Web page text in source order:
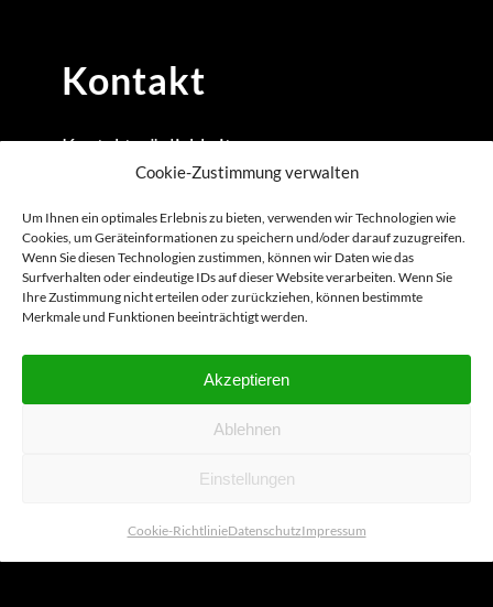
Cookie-Zustimmung verwalten
Um Ihnen ein optimales Erlebnis zu bieten, verwenden wir Technologien wie
Cookies, um Geräteinformationen zu speichern und/oder darauf zuzugreifen.
Wenn Sie diesen Technologien zustimmen, können wir Daten wie das
Surfverhalten oder eindeutige IDs auf dieser Website verarbeiten. Wenn Sie
Ihre Zustimmung nicht erteilen oder zurückziehen, können bestimmte
Merkmale und Funktionen beeinträchtigt werden.
Akzeptieren
Ablehnen
Einstellungen
Cookie-RichtlinieDatenschutzImpressum
Kontakt
Kontaktmöglichkeiten
Termin vereinbaren
© Copyright connect
Datenschutz Impressum Cookie-Richtlinie (EU)